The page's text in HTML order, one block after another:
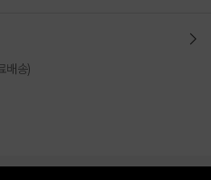
속에서 가장 자주 손이 가는 옷이
외 활동 시 입는 순간 일상이
배송)